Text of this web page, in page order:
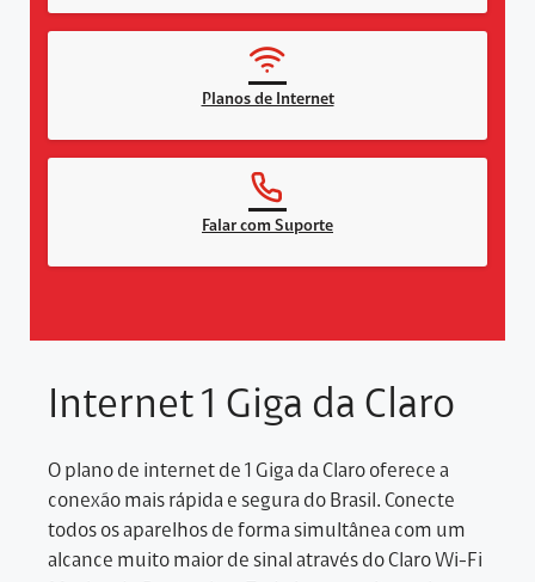
Planos de Internet
Falar com Suporte
Internet 1 Giga da Claro
O plano de internet de 1 Giga da Claro oferece a
conexão mais rápida e segura do Brasil. Conecte
todos os aparelhos de forma simultânea com um
alcance muito maior de sinal através do Claro Wi-Fi